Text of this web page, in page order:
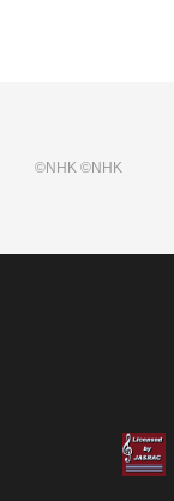
©NHK©NHK